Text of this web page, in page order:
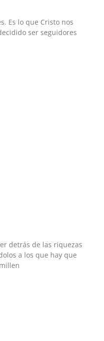
Es lo que Cristo nos
ser seguidores
detrás de las riquezas
a los que hay que